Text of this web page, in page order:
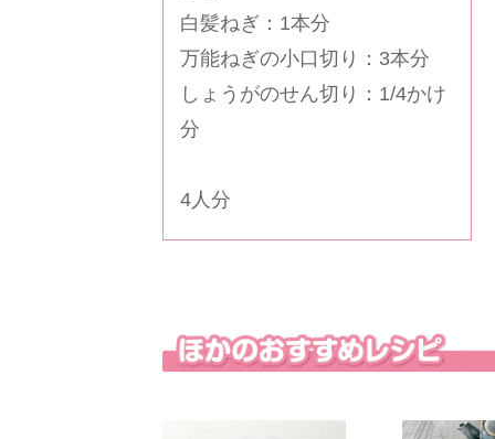
白髪ねぎ：1本分
万能ねぎの小口切り：3本分
しょうがのせん切り：1/4かけ
分
4人分